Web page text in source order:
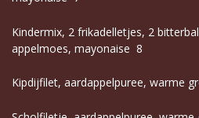
Kindermix, 2 frikadelletjes, 2
appelmoes, mayonaise 8
Kipdijfilet, aardappelpuree, warme